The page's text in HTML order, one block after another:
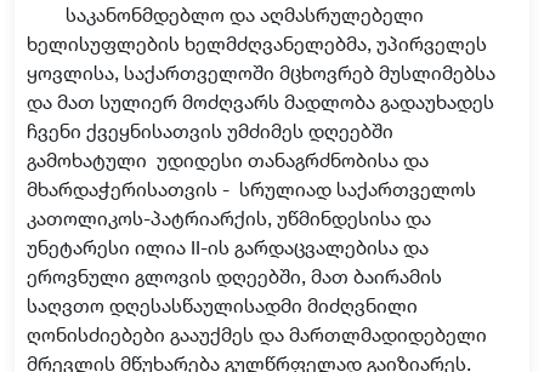
საკანონმდებლო და აღმასრულებელი
ხელისუფლების ხელმძღვანელებმა, უპირველეს
ყოვლისა, საქართველოში მცხოვრებ მუსლიმებსა
და მათ სულიერ მოძღვარს მადლობა გადაუხადეს
ჩვენი ქვეყნისათვის უმძიმეს დღეებში
გამოხატული უდიდესი თანაგრძნობისა და
მხარდაჭერისათვის - სრულიად საქართველოს
კათოლიკოს-პატრიარქის, უწმინდესისა და
უნეტარესი ილია II-ის გარდაცვალებისა და
ეროვნული გლოვის დღეებში, მათ ბაირამის
საღვთო დღესასწაულისადმი მიძღვნილი
ღონისძიებები გააუქმეს და მართლმადიდებელი
მრევლის მწუხარება გულწრფელად გაიზიარეს.